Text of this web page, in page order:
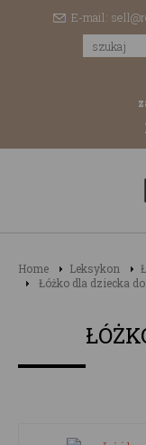
E-mail:
Home Leksykon
Łóżko dla dziecka